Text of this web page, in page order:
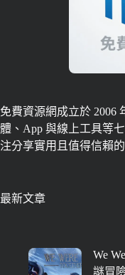
免費資源網成立於 2006
體、App 與線上工具等
注分享實用且值得信賴
最新文章
We
謎冒